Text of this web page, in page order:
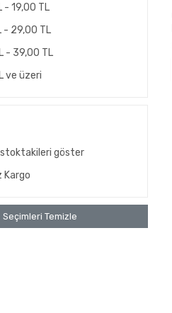
- 19,00 TL
- 29,00 TL
- 39,00 TL
ve üzeri
göster
Kargo
Seçimleri Temizle